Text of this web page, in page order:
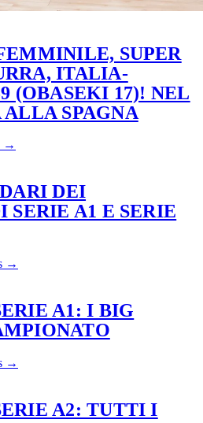
SUPER
ITALIA-
(OBASEKI 17)! NEL
SPAGNA
→
DEI
SERIE A1 E SERIE
→
A1: I BIG
→
A2: TUTTI I